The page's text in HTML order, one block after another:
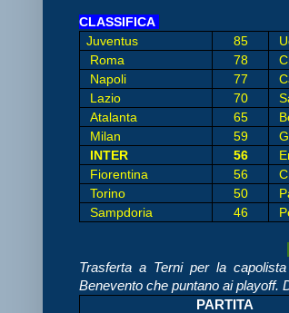
CLASSIFICA
Juventus
85
Roma
78
Napoli
77
Lazio
70
Atalanta
65
Milan
59
INTER
56
Fiorentina
56
Torino
50
Sampdoria
46
Trasferta a Terni per la
Benevento che puntano ai playoff.
PARTITA